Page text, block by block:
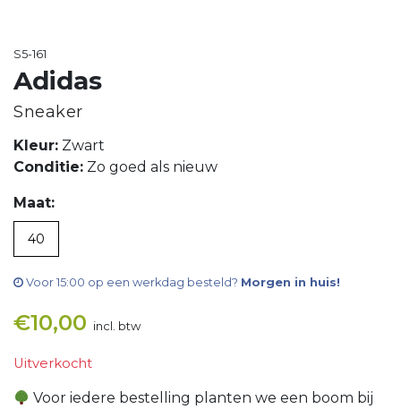
S5-161
Adidas
Sneaker
Kleur: Zwart
Conditie: Zo goed als nieuw
Maat:
40
Voor 15:00 op een werkdag besteld? Morgen in huis!
€10,00 incl. btw
Uitverkocht
Voor iedere bestelling planten we een boom bij